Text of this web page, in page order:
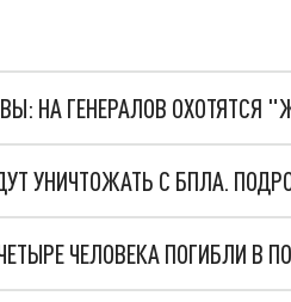
НА ГЕНЕРАЛОВ ОХОТЯТСЯ
УНИЧТОЖАТЬ С БПЛА.